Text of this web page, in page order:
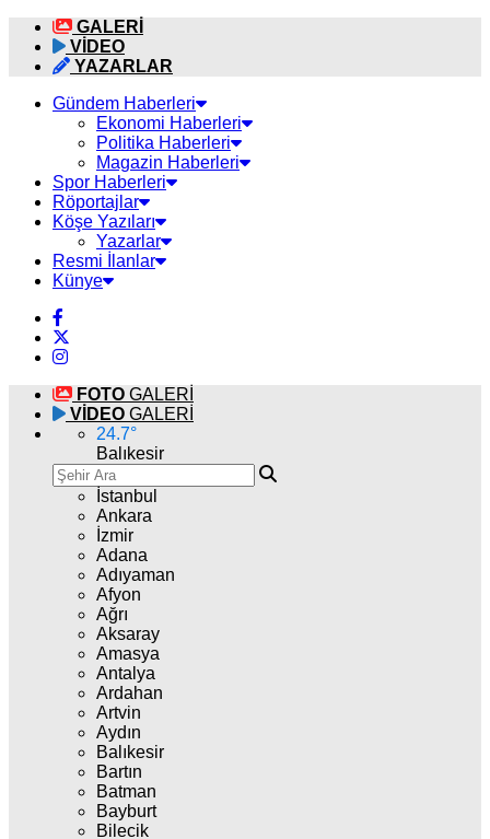
GALERİ
VİDEO
YAZARLAR
Gündem Haberleri
Ekonomi Haberleri
Politika Haberleri
Magazin Haberleri
Spor Haberleri
Röportajlar
Köşe Yazıları
Yazarlar
Resmi İlanlar
Künye
FOTO GALERİ
VİDEO GALERİ
24.7°
Balıkesir
İstanbul
Ankara
İzmir
Adana
Adıyaman
Afyon
Ağrı
Aksaray
Amasya
Antalya
Ardahan
Artvin
Aydın
Balıkesir
Bartın
Batman
Bayburt
Bilecik